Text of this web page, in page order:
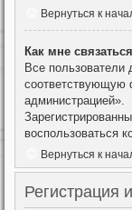
Вернуться к
Как мне
Все пользователи
соответствующую
администрацией».
воспользоваться
Вернуться к
Регистрация